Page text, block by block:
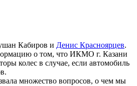
Кабиров и Денис Красноярцев.
о том, что ИКМО г. Казани
колес в случае, если автомобиль
множество вопросов, о чем мы